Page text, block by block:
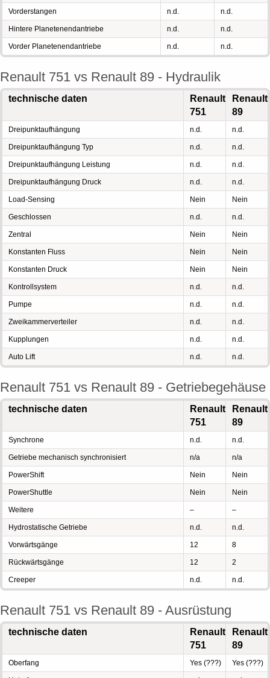
Vorderstangen n.d. n.d.
Hintere Planetenendantriebe n.d. n.d.
Vorder Planetenendantriebe n.d. n.d.
Renault 751 vs Renault 89 - Hydraulik
technische daten
Renault
751
Renault
89
Dreipunktaufhängung n.d. n.d.
Dreipunktaufhängung Typ n.d. n.d.
Dreipunktaufhängung Leistung n.d. n.d.
Dreipunktaufhängung Druck n.d. n.d.
Load-Sensing Nein Nein
Geschlossen n.d. n.d.
Zentral Nein Nein
Konstanten Fluss Nein Nein
Konstanten Druck Nein Nein
Kontrollsystem n.d. n.d.
Pumpe n.d. n.d.
Zweikammerverteiler n.d. n.d.
Kupplungen n.d. n.d.
Auto Lift n.d. n.d.
Renault 751 vs Renault 89 - Getriebegehäuse
technische daten
Renault
751
Renault
89
Synchrone n.d. n.d.
Getriebe mechanisch synchronisiert n/a n/a
PowerShift Nein Nein
PowerShuttle Nein Nein
Weitere – –
Hydrostatische Getriebe n.d. n.d.
Vorwärtsgänge 12 8
Rückwärtsgänge 12 2
Creeper n.d. n.d.
Renault 751 vs Renault 89 - Ausrüstung
technische daten
Renault
751
Renault
89
Oberfang Yes (???) Yes (???)